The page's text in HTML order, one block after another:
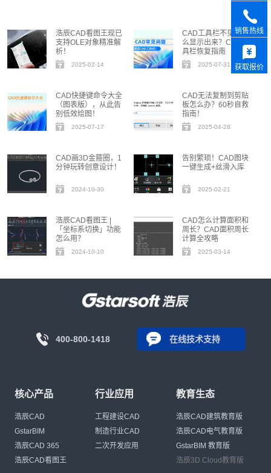
浩辰CAD看图王现已
支持OLE对象精准解
析！
2025-02-14
CAD工具栏不见了怎
么显示出来？CAD工
具栏恢复指南
2025-07-31
CAD快捷键命令大全
（图表版），从此告
别低效绘图！
2025-07-17
CAD无法复制到剪贴
板怎么办？60秒自救
指南！
2025-04-28
CAD画3D金箍圈，1
分钟玩转创意设计！
2024-10-30
告别繁琐！CAD图块
一键生成+丝滑入库
2025-02-21
浩辰CAD看图王 |
「坐标系切换」功能
怎么用？
2024-10-10
CAD怎么计算面积和
周长？CAD面积周长
计算全攻略
2025-03-14
400-800-1418 在线技术支持
核心产品
浩辰CAD
GstarBIM
浩辰CAD 365
浩辰CAD看图王
行业应用
工程建设CAD
制造行业CAD
二次开发应用
教育生态
浩辰CAD建筑教育版
浩辰CAD电气教育版
GstarBIM 教育版
浩辰3D Cloud教育版
销售热线
获取报价